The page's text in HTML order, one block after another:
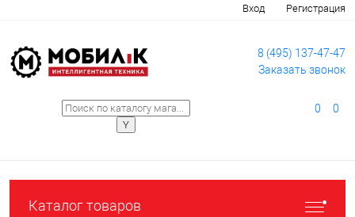
Вход Регистрация
8 (495) 137-47-47
Заказать звонок
0 0
Каталог товаров